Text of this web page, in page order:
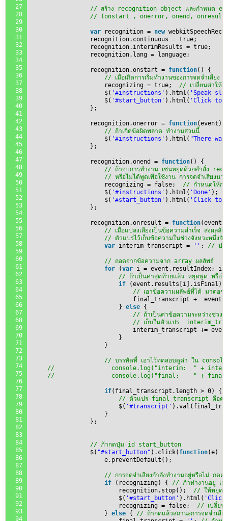
27
28
29
30
31
32
33
34
35
36
37
38
39
40
41
42
43
44
45
46
47
48
49
50
51
52
53
54
55
56
57
58
59
60
61
62
63
64
65
66
67
68
69
70
71
72
73
74
75
76
77
78
79
80
81
82
83
84
85
86
87
88
89
90
91
92
93
94
// สร้าง recognition object และกำหนด
// (onstart , onerror, onend,
var recognition = new
recognition.continuous =
recognition.interimResults =
recognition.lang =
recognition.onstart = function() {
// เมื่อเกิดการเริ่มทำงานของการจดจำเ
recognizing = true; // เปลี่ยนค่าให้เ
$( '#instructions' ).html( 'Speak
$( '#start_button' ).html( 'Click to
};
recognition.onerror = function(event)
// ถ้าเกิดข้อผิดพลาด ทำงานส่วนนี้
$( '#instructions' ).html( "There
};
recognition.onend = function() {
// ถ้าจบการทำงาน เช่นหยุดด้วยคำสั่ง
// หรือไม่ได้พูดเพื่อใช้งาน การจดจำเสียงนา
recognizing = false; // กำหนดให้การ
$( '#instructions' ).html( 'Done' );
$( '#start_button' ).html( 'Click to
};
recognition.onresult = function
// เมื่อแปลงเสียงเป็นข้อความสำเร็จ ส่งผลลัธ์
// ตัวแปรไว้เก็บข้อความในช่วงจังหวะหนึ่งจั
var interim_transcript = '' ; // ปก
// ถอดจากข้อความจาก array ผลลัพธ์
for
(var i = event.resultIndex; i
// ถ้าเป็นค่าสุดท้ายแล้ว หยุดพูด หรือไ
if
(event.results[i].isFinal)
// เอาข้อความผลัพธ์ที่ได้ มาต่อ
final_transcript +=
} else {
// ถ้าเป็นค่าข้อความระหว่างช่วง
// เก็บในตัวแปร
interim_transcript +=
}
}
// บรรทัดที่ เอาไว้ทดสอบดูค่า ใน console
//                console.log("interim:  " +
//                console.log("final:    " +
if(final_transcript.length > 0) {
// ตัวแปร final_transcript คือค่าข้อ
$( '#transcript'
}
};
// ภ้ากดปุ่ม id start_button
$( "#start_button" ).click( function(e) {
e.preventDefault();
// การจดจำเสียงกำลังทำงานอยู่หรือไม่ กดค
if
(recognizing) { // ภ้าทำงานอยู่ เมื่
recognition.stop(); // ให้หยุดกา
$( '#start_button' ).html( 'Click
recognizing = false; // เปลี่ยนส
} else { // ถ้ากดแล้วสถานะการจดจำเสีย